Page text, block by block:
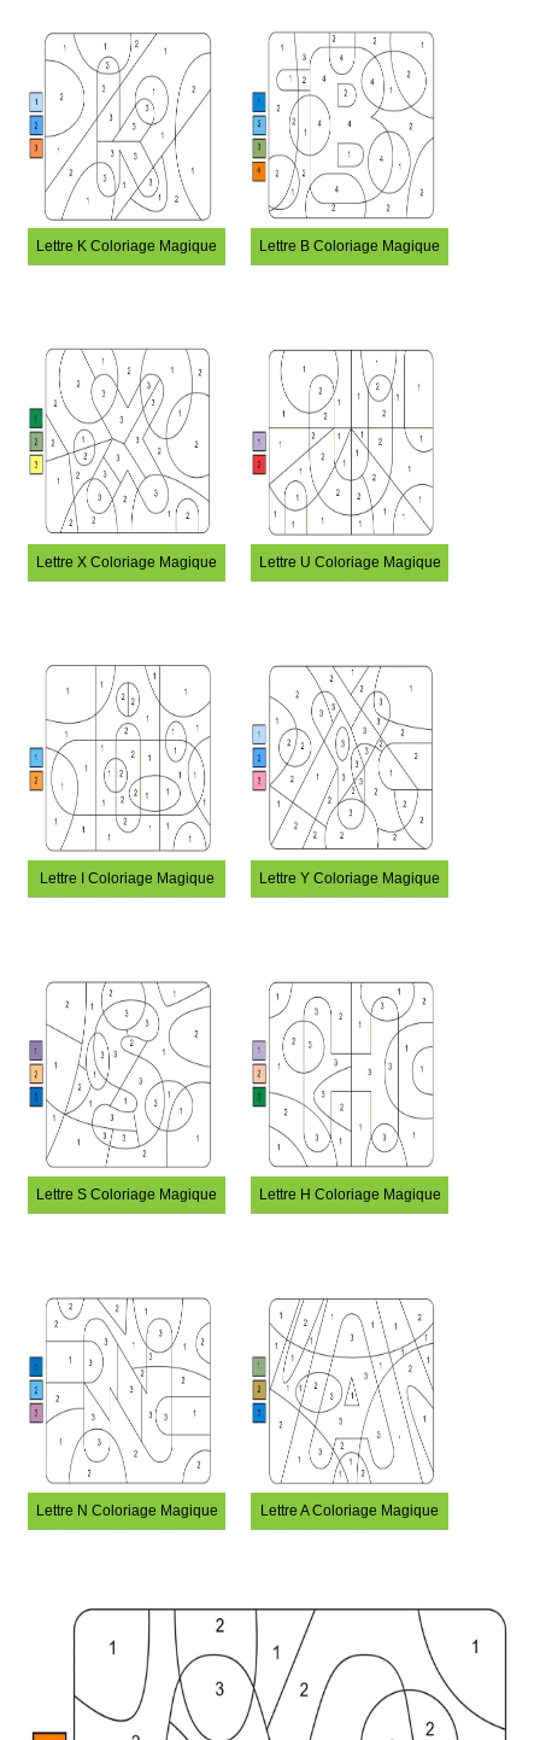
Lettre K Coloriage Magique Lettre B Coloriage Magique
Lettre X Coloriage Magique Lettre U Coloriage Magique
Lettre I Coloriage Magique Lettre Y Coloriage Magique
Lettre S Coloriage Magique Lettre H Coloriage Magique
Lettre N Coloriage Magique Lettre A Coloriage Magique